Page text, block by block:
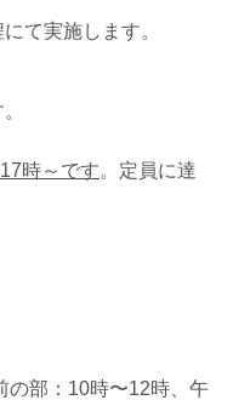
て実施します。
時～です。定員に達
部：10時〜12時、午